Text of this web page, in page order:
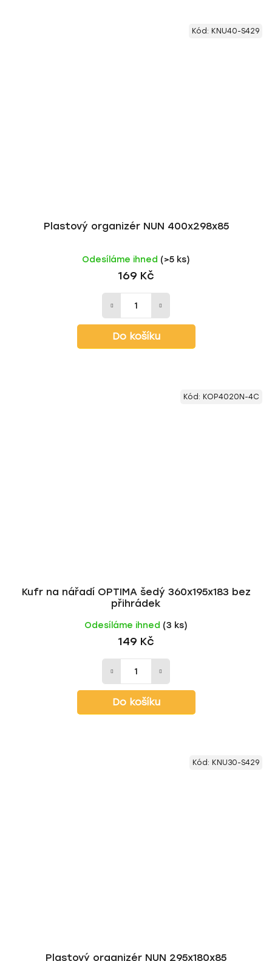
Plastový organizér NUN 400x298x85
Odesíláme ihned (>5 ks)
169 Kč
Do košíku
Kód: KNU40-S429
Kufr na nářadí OPTIMA šedý 360x195x183 bez
přihrádek
Odesíláme ihned (3 ks)
149 Kč
Do košíku
Kód: KOP4020N-4C
Plastový organizér NUN 295x180x85
Kód: KNU30-S429